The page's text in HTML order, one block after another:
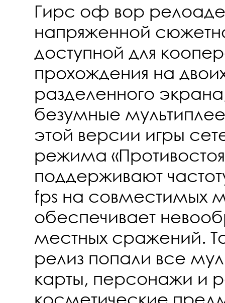
Гирс оф вор
напряженной
доступной для
прохождения на
разделенного
безумные
этой версии игры
режима
поддерживают
fps на совместимых
обеспечивает
местных сражений.
релиз попали все
карты, персонажи и